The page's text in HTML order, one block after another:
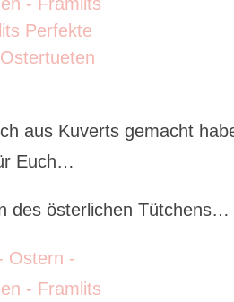
aus Kuverts gemacht
Euch…
des österlichen Tütchens…